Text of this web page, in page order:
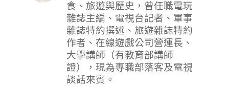
食、旅遊與歷史，曾任職電玩
雜誌主編、電視台記者、軍事
雜誌特約撰述、旅遊雜誌特約
作者、在線遊戲公司營運長、
大學講師（有教育部講師
證），現為專職部落客及電視
談話來賓。